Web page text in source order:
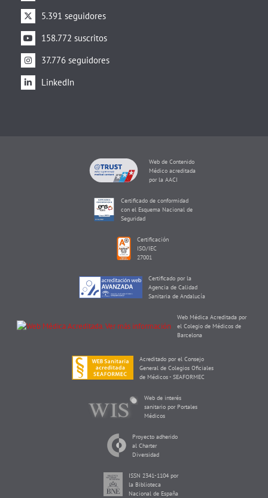
5.391 seguidores
158.772 suscritos
37.776 seguidores
LinkedIn
Web de Contenido
Médico acreditada
por la AACI
Certificado de conformidad
con el Esquema Nacional de
Seguridad
Certificación
ISO/IEC
27001
Certificado por la
Agencia de Calidad
Sanitaria de Andalucía
Web Médica Acreditada por
el Colegio de Médicos de
Barcelona
Acreditado por el Consejo
General de Colegios Oficiales
de Médicos - SEAFORMEC
Web de interés
sanitario por Portales
Médicos
Proyecto adherido
al Charter
Diversidad
ISSN 2341-1104 por
la Biblioteca
Nacional de España